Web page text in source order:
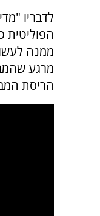
לדבריו
ממנה
מרגע
הריסת